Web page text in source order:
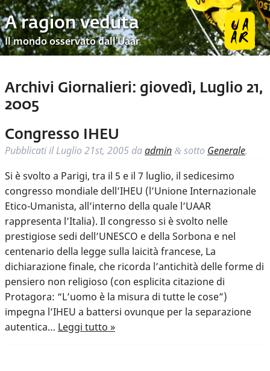
A ragion veduta
Il mondo osservato dall’Uaar
Archivi Giornalieri: giovedì, Luglio 21,
2005
Congresso IHEU
Pubblicati ilLuglio 21st, 2005 daadmin & sotto Generale.
Si è svolto a Parigi, tra il 5 e il 7 luglio, il sedicesimo
congresso mondiale dell’IHEU (l’Unione Internazionale
Etico-Umanista, all’interno della quale l’UAAR
rappresenta l’Italia). Il congresso si è svolto nelle
prestigiose sedi dell’UNESCO e della Sorbona e nel
centenario della legge sulla laicità francese, La
dichiarazione finale, che ricorda l’antichità delle forme di
pensiero non religioso (con esplicita citazione di
Protagora: “L’uomo è la misura di tutte le cose”)
impegna l’IHEU a battersi ovunque per la separazione
autentica… Leggi tutto »